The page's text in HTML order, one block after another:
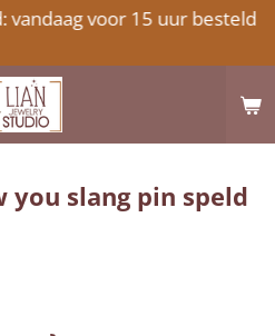
vandaag voor 15 uur besteld
you slang pin speld